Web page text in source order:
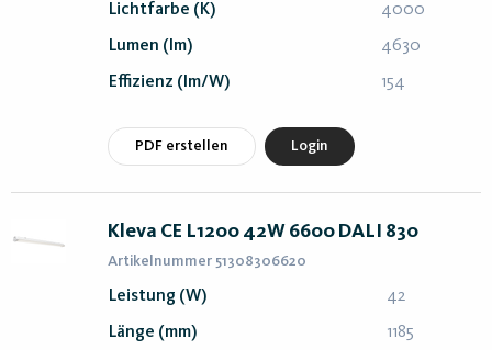
Lichtfarbe (K) 4000
Lumen (lm) 4630
Effizienz (lm/W) 154
PDF erstellen Login
Kleva CE L1200 42W 6600 DALI 830
Artikelnummer 51308306620
Leistung (W) 42
Länge (mm) 1185